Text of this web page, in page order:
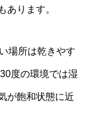
あります。
場所は乾きやす
度の環境では湿
が飽和状態に近